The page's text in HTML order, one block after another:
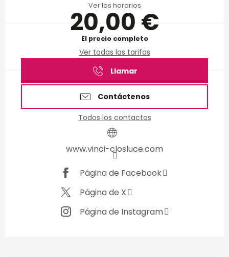
Ver los horarios
20,00 €
El precio completo
Ver todas las tarifas
Llamar
Contáctenos
Todos los contactos
www.vinci-closluce.com
Página de Facebook
Página de X
Página de Instagram